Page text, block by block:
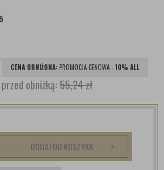
CENA OBNIŻONA: PROMOCJA CENOWA -10% ALL
obniżką:55,24 zł
DODAJ DO KOSZYKA